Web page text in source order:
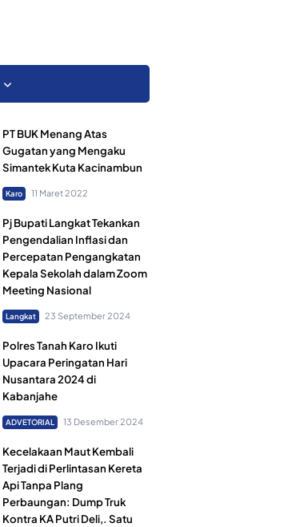
PT BUK Menang Atas
Gugatan yang Mengaku
Simantek Kuta Kacinambun
Karo 11 Maret 2022
Pj Bupati Langkat Tekankan
Pengendalian Inflasi dan
Percepatan Pengangkatan
Kepala Sekolah dalam Zoom
Meeting Nasional
Langkat 23 September 2024
Polres Tanah Karo Ikuti
Upacara Peringatan Hari
Nusantara 2024 di
Kabanjahe
ADVETORIAL 13 Desember 2024
Kecelakaan Maut Kembali
Terjadi di Perlintasan Kereta
Api Tanpa Plang
Perbaungan: Dump Truk
Kontra KA Putri Deli,. Satu